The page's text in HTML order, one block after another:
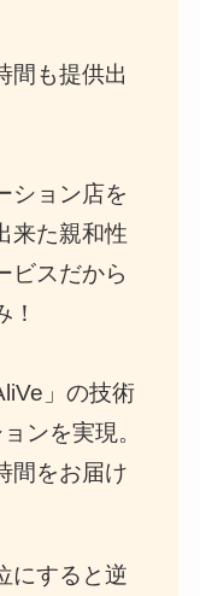
間も提供出
ション店を
来た親和性
ビスだから
」の技術
ンを実現。
間をお届け
にすると逆